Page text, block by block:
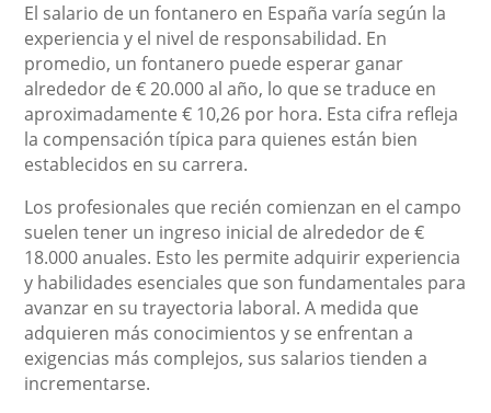
El salario de un fontanero en España varía según la
experiencia y el nivel de responsabilidad. En
promedio, un fontanero puede esperar ganar
alrededor de € 20.000 al año, lo que se traduce en
aproximadamente € 10,26 por hora. Esta cifra refleja
la compensación típica para quienes están bien
establecidos en su carrera.
Los profesionales que recién comienzan en el campo
suelen tener un ingreso inicial de alrededor de €
18.000 anuales. Esto les permite adquirir experiencia
y habilidades esenciales que son fundamentales para
avanzar en su trayectoria laboral. A medida que
adquieren más conocimientos y se enfrentan a
exigencias más complejos, sus salarios tienden a
incrementarse.